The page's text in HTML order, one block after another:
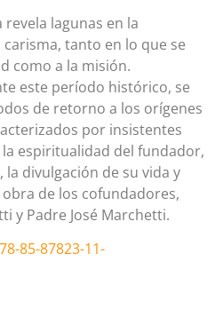
lagunas en la
tanto en lo que se
como a la misión.
este período histórico, se
de retorno a los orígenes
por insistentes
espiritualidad del fundador,
la divulgación de su vida y
de los cofundadores,
y Padre José Marchetti.
85-87823-11-